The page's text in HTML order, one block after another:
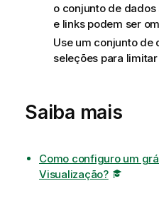
o conjunto de
e links podem ser
Use um conjunto de
seleções para
Saiba mais
Como configuro um
Visualização?